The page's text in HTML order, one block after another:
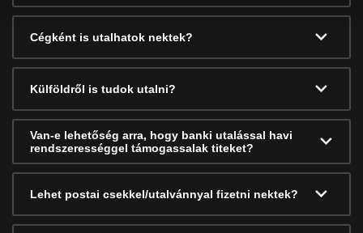
Cégként is utalhatok nektek?
Külföldről is tudok utalni?
Van-e lehetőség arra, hogy banki utalással havi
rendszerességgel támogassalak titeket?
Lehet postai csekkel/utalvánnyal fizetni nektek?